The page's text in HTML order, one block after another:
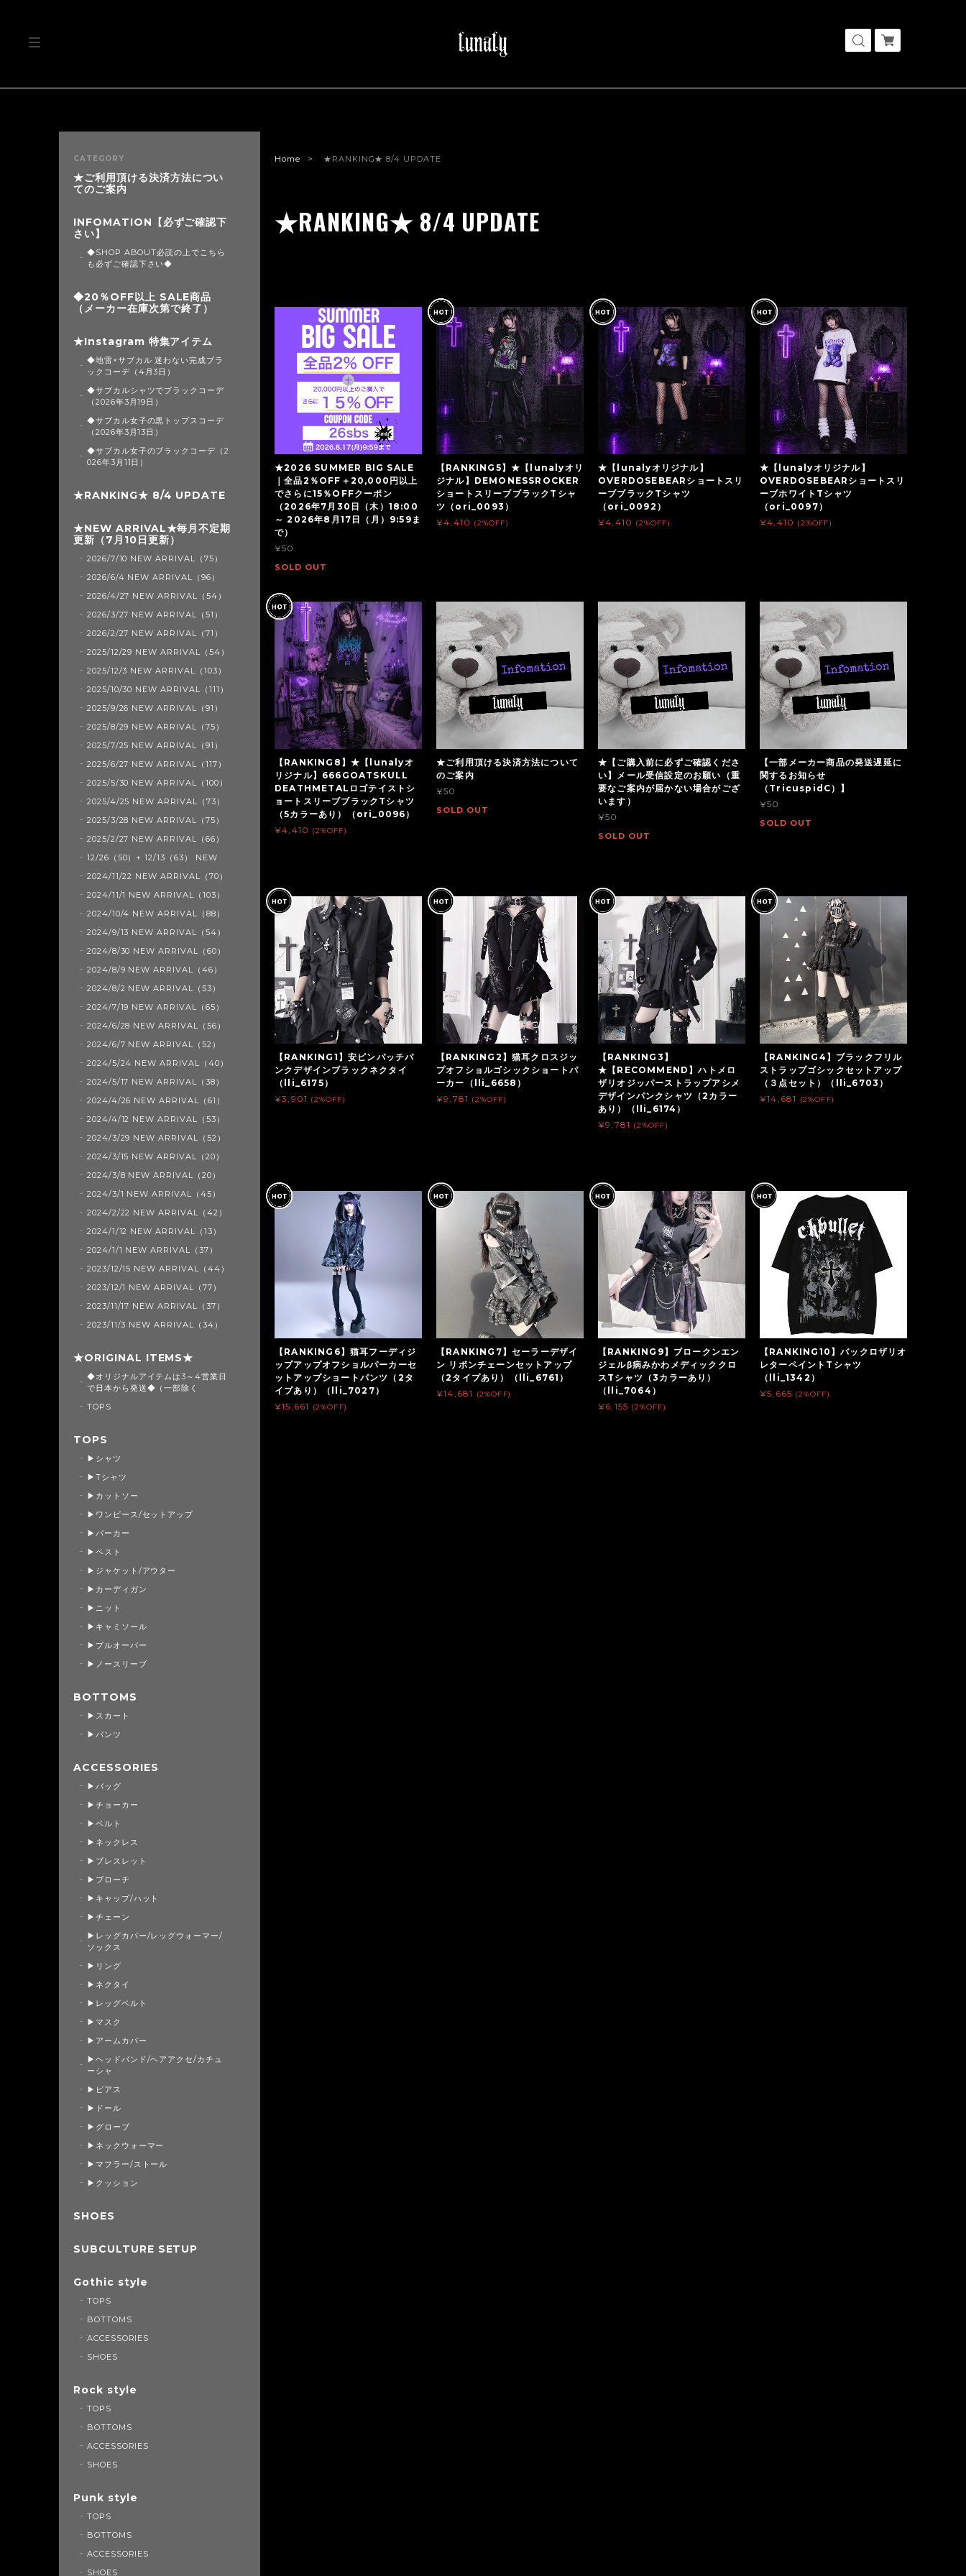
Home ★RANKING★ 8/4 UPDATE
★RANKING★ 8/4 UPDATE
★2026 SUMMER BIG SALE
｜全品2％OFF＋20,000円以上
でさらに15％OFFクーポン
（2026年7月30日（木）18:00
～ 2026年8月17日（月）9:59ま
で）
¥50
SOLD OUT
【RANKING5】★【lunalyオリ
ジナル】DEMONESSROCKER
ショートスリーブブラックTシャ
ツ（ori_0093）
¥4,410 (2%OFF)
★【lunalyオリジナル】
OVERDOSEBEARショートスリ
ーブブラックTシャツ
（ori_0092）
¥4,410 (2%OFF)
★【lunalyオリジナル】
OVERDOSEBEARショートスリ
ーブホワイトTシャツ
（ori_0097）
¥4,410 (2%OFF)
【RANKING8】★【lunalyオ
リジナル】666GOATSKULL
DEATHMETALロゴテイストシ
ョートスリーブブラックTシャツ
（5カラーあり）（ori_0096）
¥4,410 (2%OFF)
★ご利用頂ける決済方法について
のご案内
¥50
SOLD OUT
★【ご購入前に必ずご確認くださ
い】メール受信設定のお願い（重
要なご案内が届かない場合がござ
います）
¥50
SOLD OUT
【一部メーカー商品の発送遅延に
関するお知らせ
（TricuspidC）】
¥50
SOLD OUT
【RANKING1】安ピンパッチパ
ンクデザインブラックネクタイ
（lli_6175）
¥3,901 (2%OFF)
【RANKING2】猫耳クロスジッ
プオフショルゴシックショートパ
ーカー（lli_6658）
¥9,781 (2%OFF)
【RANKING3】
★【RECOMMEND】ハトメロ
ザリオジッパーストラップアシメ
デザインパンクシャツ（2カラー
あり）（lli_6174）
¥9,781 (2%OFF)
【RANKING4】ブラックフリル
ストラップゴシックセットアップ
（３点セット）（lli_6703）
¥14,681
(2%OFF)
【RANKING6】猫耳フーディジ
ップアップオフショルパーカーセ
ットアップショートパンツ（2タ
イプあり）（lli_7027）
¥15,661
(2%OFF)
【RANKING7】セーラーデザイ
ン リボンチェーンセットアップ
（2タイプあり）（lli_6761）
¥14,681
(2%OFF)
【RANKING9】ブロークンエン
ジェルβ病みかわメディッククロ
スTシャツ（3カラーあり）
（lli_7064）
¥6,155 (2%OFF)
【RANKING10】バックロザリオ
レターペイントTシャツ
（lli_1342）
¥5,665 (2%OFF)
CATEGORY
★ご利用頂ける決済方法につい
てのご案内
INFOMATION【必ずご確認下
さい】
◆SHOP ABOUT必読の上でこちら
も必ずご確認下さい◆
◆20％OFF以上 SALE商品
（メーカー在庫次第で終了）
★Instagram 特集アイテム
◆地雷×サブカル 迷わない完成ブラ
ックコーデ（4月3日）
◆サブカルシャツでブラックコーデ
（2026年3月19日）
◆サブカル女子の黒トップスコーデ
（2026年3月13日）
◆サブカル女子のブラックコーデ（2
026年3月11日）
★RANKING★ 8/4 UPDATE
★NEW ARRIVAL★毎月不定期
更新（7月10日更新）
2026/7/10 NEW ARRIVAL（75）
2026/6/4 NEW ARRIVAL（96）
2026/4/27 NEW ARRIVAL（54）
2026/3/27 NEW ARRIVAL（51）
2026/2/27 NEW ARRIVAL（71）
2025/12/29 NEW ARRIVAL（54）
2025/12/3 NEW ARRIVAL（103）
2025/10/30 NEW ARRIVAL（111）
2025/9/26 NEW ARRIVAL（91）
2025/8/29 NEW ARRIVAL（75）
2025/7/25 NEW ARRIVAL（91）
2025/6/27 NEW ARRIVAL（117）
2025/5/30 NEW ARRIVAL（100）
2025/4/25 NEW ARRIVAL（73）
2025/3/28 NEW ARRIVAL（75）
2025/2/27 NEW ARRIVAL（66）
12/26（50）+ 12/13（63） NEW
2024/11/22 NEW ARRIVAL（70）
2024/11/1 NEW ARRIVAL（103）
2024/10/4 NEW ARRIVAL（88）
2024/9/13 NEW ARRIVAL（54）
2024/8/30 NEW ARRIVAL（60）
2024/8/9 NEW ARRIVAL（46）
2024/8/2 NEW ARRIVAL（53）
2024/7/19 NEW ARRIVAL（65）
2024/6/28 NEW ARRIVAL（56）
2024/6/7 NEW ARRIVAL（52）
2024/5/24 NEW ARRIVAL（40）
2024/5/17 NEW ARRIVAL（38）
2024/4/26 NEW ARRIVAL（61）
2024/4/12 NEW ARRIVAL（53）
2024/3/29 NEW ARRIVAL（52）
2024/3/15 NEW ARRIVAL（20）
2024/3/8 NEW ARRIVAL（20）
2024/3/1 NEW ARRIVAL（45）
2024/2/22 NEW ARRIVAL（42）
2024/1/12 NEW ARRIVAL（13）
2024/1/1 NEW ARRIVAL（37）
2023/12/15 NEW ARRIVAL（44）
2023/12/1 NEW ARRIVAL（77）
2023/11/17 NEW ARRIVAL（37）
2023/11/3 NEW ARRIVAL（34）
★ORIGINAL ITEMS★
◆オリジナルアイテムは3～4営業日
で日本から発送◆（一部除く
TOPS
TOPS
▶シャツ
▶Tシャツ
▶カットソー
▶ワンピース/セットアップ
▶パーカー
▶ベスト
▶ジャケット/アウター
▶カーディガン
▶ニット
▶キャミソール
▶プルオーバー
▶ノースリーブ
BOTTOMS
▶スカート
▶パンツ
ACCESSORIES
▶バッグ
▶チョーカー
▶ベルト
▶ネックレス
▶ブレスレット
▶ブローチ
▶キャップ/ハット
▶チェーン
▶レッグカバー/レッグウォーマー/
ソックス
▶リング
▶ネクタイ
▶レッグベルト
▶マスク
▶アームカバー
▶ヘッドバンド/ヘアアクセ/カチュ
ーシャ
▶ピアス
▶ドール
▶グローブ
▶ネックウォーマー
▶マフラー/ストール
▶クッション
SHOES
SUBCULTURE SETUP
Gothic style
TOPS
BOTTOMS
ACCESSORIES
SHOES
Rock style
TOPS
BOTTOMS
ACCESSORIES
SHOES
Punk style
TOPS
BOTTOMS
ACCESSORIES
SHOES